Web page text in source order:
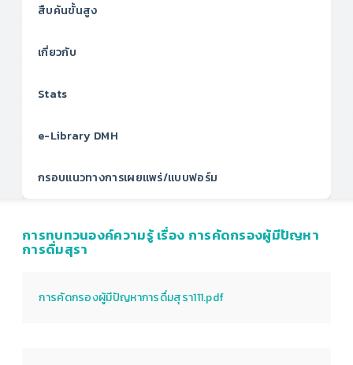
สืบค้นขั้นสูง
เกี่ยวกับ
Stats
e-Library DMH
กรอบแนวทางการเผยแพร่/แบบฟอร์ม
การทบทวนองค์ความรู้ เรื่อง การคัดกรองผู้มีปัญหา
การดื่มสุรา
การคัดกรองผู้มีปัญหาการดื่มสุรา111.pdf